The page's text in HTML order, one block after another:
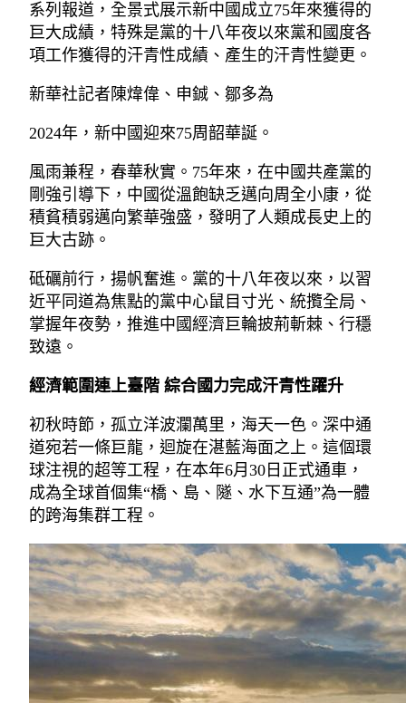
系列報道，全景式展示新中國成立75年來獲得的
巨大成績，特殊是黨的十八年夜以來黨和國度各
項工作獲得的汗青性成績、產生的汗青性變更。
新華社記者陳煒偉、申鋮、鄒多為
2024年，新中國迎來75周韶華誕。
風雨兼程，春華秋實。75年來，在中國共產黨的
剛強引導下，中國從溫飽缺乏邁向周全小康，從
積貧積弱邁向繁華強盛，發明了人類成長史上的
巨大古跡。
砥礪前行，揚帆奮進。黨的十八年夜以來，以習
近平同道為焦點的黨中心鼠目寸光、統攬全局、
掌握年夜勢，推進中國經濟巨輪披荊斬棘、行穩
致遠。
經濟範圍連上臺階 綜合國力完成汗青性躍升
初秋時節，孤立洋波瀾萬里，海天一色。深中通
道宛若一條巨龍，迴旋在湛藍海面之上。這個環
球注視的超等工程，在本年6月30日正式通車，
成為全球首個集“橋、島、隧、水下互通”為一體
的跨海集群工程。